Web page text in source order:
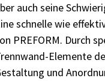
auch seine
schnelle wie
PREFORM. Durch
Elemente
und